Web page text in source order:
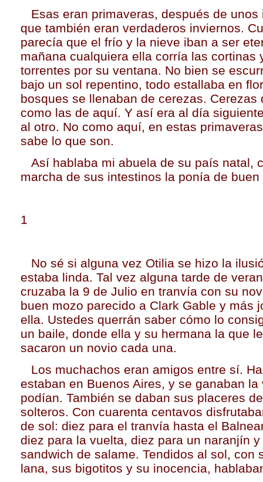
Esas eran primaveras, después de unos
que también eran verdaderos inviernos.
parecía que el frío y la nieve iban a ser
mañana cualquiera ella corría las cortinas
torrentes por su ventana. No bien se
bajo un sol repentino, todo estallaba en
bosques se llenaban de cerezas. Cerezas
como las de aquí. Y así era al día
al otro. No como aquí, en estas
sabe lo que son.
Así hablaba mi abuela de su país natal,
marcha de sus intestinos la ponía de buen
1
No sé si alguna vez Otilia se hizo la
estaba linda. Tal vez alguna tarde de
cruzaba la 9 de Julio en tranvía con su
buen mozo parecido a Clark Gable y más
ella. Ustedes querrán saber cómo lo
un baile, donde ella y su hermana la que
sacaron un novio cada una.
Los muchachos eran amigos entre sí.
estaban en Buenos Aires, y se ganaban la
podían. También se daban sus placeres
solteros. Con cuarenta centavos
de sol: diez para el tranvía hasta el
diez para la vuelta, diez para un naranjín
sandwich de salame. Tendidos al sol, con
lana, sus bigotitos y su inocencia,